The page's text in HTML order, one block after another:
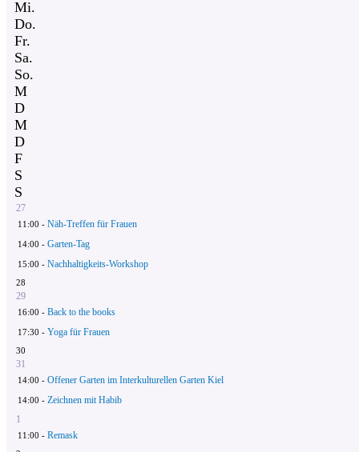
Mi.
Do.
Fr.
Sa.
So.
M
D
M
D
F
S
S
27
11:00 - Näh-Treffen für Frauen
14:00 - Garten-Tag
15:00 - Nachhaltigkeits-Workshop
28
29
16:00 - Back to the books
17:30 - Yoga für Frauen
30
31
14:00 - Offener Garten im Interkulturellen Garten Kiel
14:00 - Zeichnen mit Habib
1
11:00 - Remask